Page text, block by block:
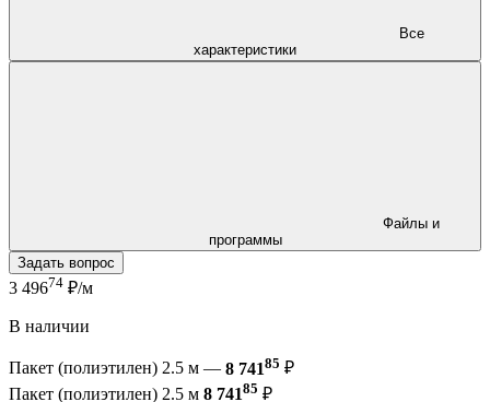
характеристики
программы
Задать вопрос
3 49674 ₽/м
В наличии
Пакет (полиэтилен) 2.5 м — 8 74185 ₽
Пакет (полиэтилен) 2.5 м 8 74185 ₽